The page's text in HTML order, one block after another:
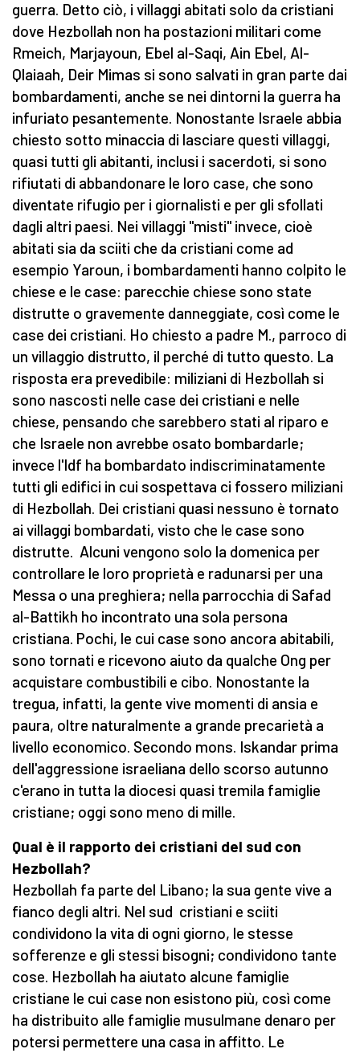
guerra. Detto ciò, i villaggi abitati solo da cristiani
dove Hezbollah non ha postazioni militari come
Rmeich, Marjayoun, Ebel al-Saqi, Ain Ebel, Al-
Qlaiaah, Deir Mimas si sono salvati in gran parte dai
bombardamenti, anche se nei dintorni la guerra ha
infuriato pesantemente. Nonostante Israele abbia
chiesto sotto minaccia di lasciare questi villaggi,
quasi tutti gli abitanti, inclusi i sacerdoti, si sono
rifiutati di abbandonare le loro case, che sono
diventate rifugio per i giornalisti e per gli sfollati
dagli altri paesi. Nei villaggi "misti" invece, cioè
abitati sia da sciiti che da cristiani come ad
esempio Yaroun, i bombardamenti hanno colpito le
chiese e le case: parecchie chiese sono state
distrutte o gravemente danneggiate, così come le
case dei cristiani. Ho chiesto a padre M., parroco di
un villaggio distrutto, il perché di tutto questo. La
risposta era prevedibile: miliziani di Hezbollah si
sono nascosti nelle case dei cristiani e nelle
chiese, pensando che sarebbero stati al riparo e
che Israele non avrebbe osato bombardarle;
invece l'Idf ha bombardato indiscriminatamente
tutti gli edifici in cui sospettava ci fossero miliziani
di Hezbollah. Dei cristiani quasi nessuno è tornato
ai villaggi bombardati, visto che le case sono
distrutte. Alcuni vengono solo la domenica per
controllare le loro proprietà e radunarsi per una
Messa o una preghiera; nella parrocchia di Safad
al-Battikh ho incontrato una sola persona
cristiana. Pochi, le cui case sono ancora abitabili,
sono tornati e ricevono aiuto da qualche Ong per
acquistare combustibili e cibo. Nonostante la
tregua, infatti, la gente vive momenti di ansia e
paura, oltre naturalmente a grande precarietà a
livello economico. Secondo mons. Iskandar prima
dell'aggressione israeliana dello scorso autunno
c'erano in tutta la diocesi quasi tremila famiglie
cristiane; oggi sono meno di mille.
Qual è il rapporto dei cristiani del sud con
Hezbollah?
Hezbollah fa parte del Libano; la sua gente vive a
fianco degli altri. Nel sud cristiani e sciiti
condividono la vita di ogni giorno, le stesse
sofferenze e gli stessi bisogni; condividono tante
cose. Hezbollah ha aiutato alcune famiglie
cristiane le cui case non esistono più, così come
ha distribuito alle famiglie musulmane denaro per
potersi permettere una casa in affitto. Le